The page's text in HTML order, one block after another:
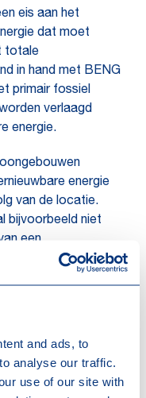
and ads, to
analyse our traffic.
use of our site with
eis aan het
dat moet
totale
in hand met BENG
primair fossiel
verlaagd
energie.
energie
van de locatie.
bijvoorbeeld niet
een
door
van nieuwe
hernieuwbare